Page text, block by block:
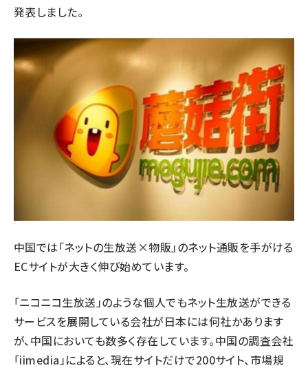
発表しました。
中国では「ネットの生放送×物販」のネット通販を手がける
ECサイトが大きく伸び始めています。
「ニコニコ生放送」のような個人でもネット生放送ができる
サービスを展開している会社が日本には何社かあります
が、中国においても数多く存在しています。中国の調査会社
「iimedia」によると、現在サイトだけで200サイト、市場規